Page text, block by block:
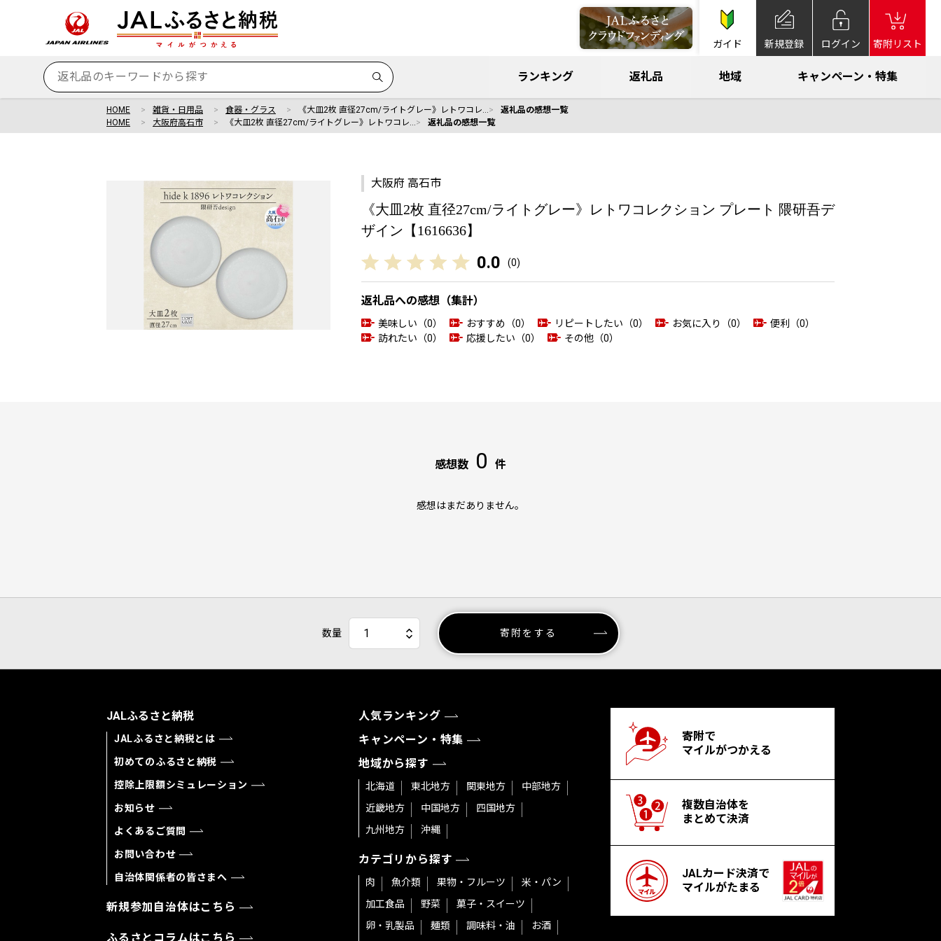
ガイド 新規登録 ログイン 寄附リスト
ランキング 返礼品 地域 キャンペーン・特集
HOME 雑貨・日用品 食器・グラス 《大皿2枚 直径27cm/ライトグレー》レトワコレ…
返礼品の感想一覧
HOME
大阪府高石市 《大皿2枚 直径27cm/ライトグレー》レトワコレ… 返礼品の感想一覧
大阪府 高石市
《大皿2枚 直径27cm/ライトグレー》レトワコレクション プレート 隈研吾デ
ザイン【1616636】
0.0 (0)
返礼品への感想（集計）
美味しい（0） おすすめ（0） リピートしたい（0） お気に入り（0）
便利（0）
訪れたい（0）
応援したい（0） その他（0）
感想数 0 件
感想はまだありません。
数量 寄附をする
JALふるさと納税
JALふるさと納税とは
初めてのふるさと納税
控除上限額シミュレーション
お知らせ
よくあるご質問
お問い合わせ
自治体関係者の皆さまへ
新規参加自治体はこちら
ふるさとコラムはこちら
人気ランキング
キャンペーン・特集
地域から探す
北海道 東北地方 関東地方
中部地方
近畿地方
中国地方
四国地方
九州地方
沖縄
カテゴリから探す
肉 魚介類 果物・フルーツ
米・パン
加工食品
野菜
菓子・スイーツ
卵・乳製品
麺類 調味料・油 お酒
寄附で
マイルがつかえる
複数自治体を
まとめて決済
JALカード決済で
マイルがたまる